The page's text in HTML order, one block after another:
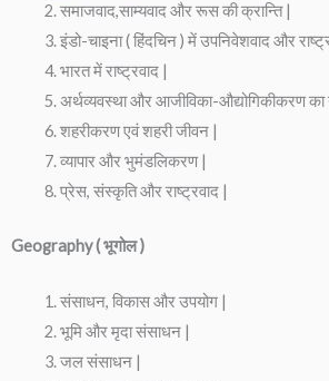
समाजवाद,साम्यवाद और रूस की क्रान्ति |
इंडो-चाइना ( हिंदचिन ) में उपनिवेशवाद और
भारत में राष्ट्रवाद |
अर्थव्यवस्था और आजीविका-औद्योगिकीकरण का
शहरीकरण एवं शहरी जीवन |
व्यापार और भुमंडलिकरण |
प्रेस, संस्कृति और राष्ट्रवाद |
Geography ( भूगोल )
संसाधन, विकास और उपयोग |
भूमि और मृदा संसाधन |
जल संसाधन |